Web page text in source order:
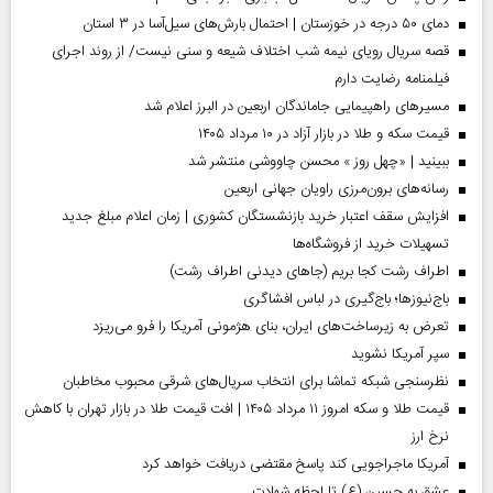
دمای ۵۰ درجه در خوزستان | احتمال بارش‌های سیل‌آسا در ۳ استان
قصه سریال رویای نیمه شب اختلاف شیعه و سنی نیست/ از روند اجرای
فیلمنامه رضایت دارم
مسیر‌های راهپیمایی جاماندگان اربعین در البرز اعلام شد
قیمت سکه و طلا در بازار آزاد در ۱۰ مرداد ۱۴۰۵
ببینید | «چهل روز » محسن چاووشی منتشر شد
رسانه‌های برون‌مرزی راویان جهانی اربعین
افزایش سقف اعتبار خرید بازنشستگان کشوری | زمان اعلام مبلغ جدید
تسهیلات خرید از فروشگاه‌ها
اطراف رشت کجا بریم (جاهای دیدنی اطراف رشت)
باج‌نیوزها؛ باج‌گیری در لباس افشاگری
تعرض به زیرساخت‌های ایران، بنای هژمونی آمریکا را فرو می‌ریزد
سپر آمریکا نشوید
نظرسنجی شبکه تماشا برای انتخاب سریال‌های شرقی محبوب مخاطبان
قیمت طلا و سکه امروز ۱۱ مرداد ۱۴۰۵ | افت قیمت طلا در بازار تهران با کاهش
نرخ ارز
آمریکا ماجراجویی کند پاسخ مقتضی دریافت خواهد کرد